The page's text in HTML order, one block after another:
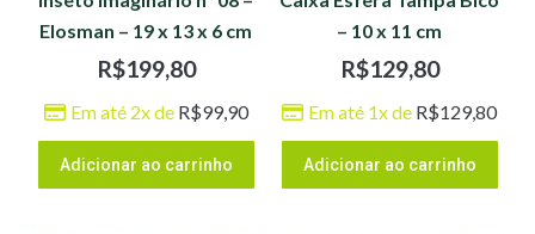
Elosman – 19 x 13 x 6 cm
R$199,80
Em até 2x de R$99,90
Adicionar ao carrinho
– 10 x 11 cm
R$129,80
Em até 1x de R$129,80
Adicionar ao carrinho